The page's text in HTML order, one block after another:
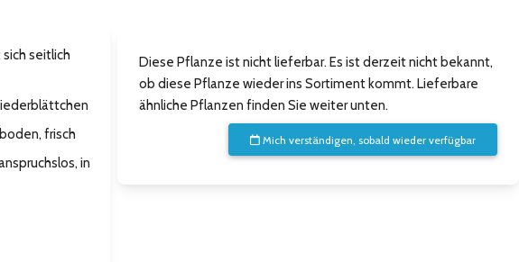
Diese Pflanze ist nicht lieferbar. Es ist derzeit nicht bekannt,
ob diese Pflanze wieder ins Sortiment kommt. Lieferbare
ähnliche Pflanzen finden Sie weiter unten.
Mich verständigen, sobald wieder verfügbar
seitlich
frisch
in